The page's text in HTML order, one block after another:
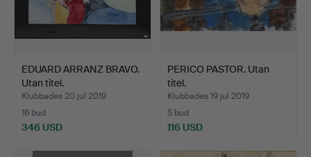
EDUARD ARRANZ BRAVO.
Utan titel.
Klubbades 20 jul 2019
16 bud
346 USD
PERICO PASTOR. Utan
titel.
Klubbades 19 jul 2019
5 bud
116 USD